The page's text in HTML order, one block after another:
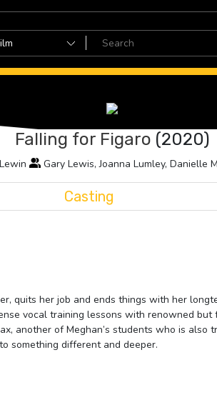
Falling for Figaro (2020)
Gary Lewis, Joanna Lumley, Danielle
Casting
quits her job and ends things with her
vocal training lessons with renowned but
another of Meghan’s students who is
something different and deeper.